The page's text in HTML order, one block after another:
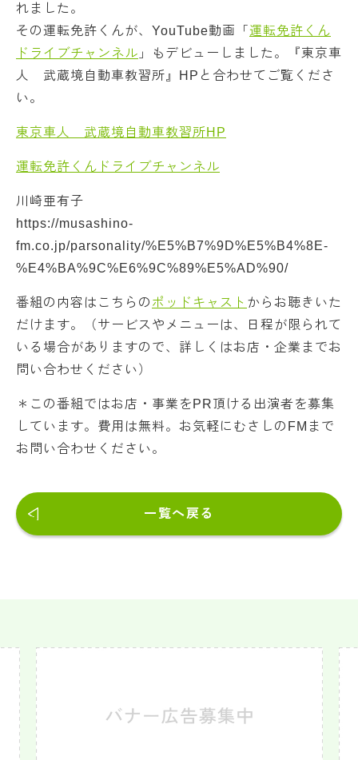
れました。
その運転免許くんが、YouTube動画「 運転免許くん
ドライブチャンネル 」もデビューしました。『東京車
人 武蔵境自動車教習所』HPと合わせてご覧くださ
い。
東京車人 武蔵境自動車教習所HP
運転免許くんドライブチャンネル
川崎亜有子
https://musashino-
fm.co.jp/parsonality/%E5%B7%9D%E5%B4%8E-
%E4%BA%9C%E6%9C%89%E5%AD%90/
番組の内容はこちらの ポッドキャスト からお聴きいた
だけます。（サービスやメニューは、日程が限られて
いる場合がありますので、詳しくはお店・企業までお
問い合わせください）
＊この番組ではお店・事業をPR頂ける出演者を募集
しています。費用は無料。お気軽にむさしのFMまで
お問い合わせください。
一覧へ戻る